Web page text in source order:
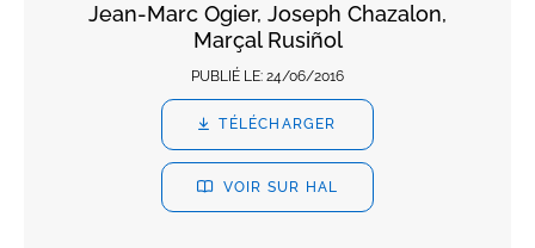
Jean-Marc Ogier, Joseph Chazalon,
Marçal Rusiñol
PUBLIÉ LE: 24/06/2016
TÉLÉCHARGER
VOIR SUR HAL